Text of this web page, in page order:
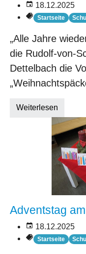
18.12.2025
Startseite
„Alle Jahre
die Rudolf-von-
Dettelbach die
Weiterlesen
Adventstag
18.12.2025
Startseite